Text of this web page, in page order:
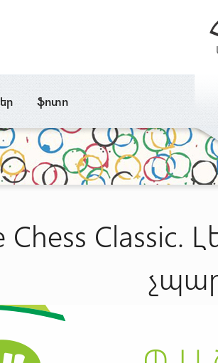
ֆոտո
Сhess Сlassic.